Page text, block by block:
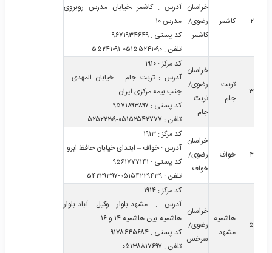
۲ کاشمر
خراسان
رضوی/
کاشمر
آدرس:کاشمر ،خیابان مدرس روبروی
مدرس ۱۰
کد پستی : ۹۶۷۱۹۳۴۶۴۹
تلفن : ۰۵۱۵۵۲۴۱۰۹۰-۵۵۲۴۱۰۹۱
۳
تربت
جام
خراسان
رضوی/
تربت
جام
کد مرکز : ۱۹۱۰
آدرس:تربت جام – خیابان المهدی –
جنب بیمه مرکزی ایران
کد پستی : ۹۵۷۱۸۹۳۸۹۷
تلفن : ۰۵۱۵۲۵۴۲۷۷۷-۵۲۵۲۲۲۰۹
۴ خواف
خراسان
رضوی/
خواف
کد مرکز : ۱۹۱۳
آدرس: خواف – ابتدای خیابان حافظ ابرو
کد پستی : ۹۵۶۱۷۷۷۱۴۱
تلفن : ۰۵۱۵۴۲۲۹۴۳۹-۵۴۲۲۹۳۹۷
۵
هاشمیه
مشهد
خراسان
رضوی/
سرخس
کد مرکز : ۱۹۱۴
آدرس : مشهد-بلوار وکیل آباد-بلوار
هاشمیه-بین هاشمیه ۱۴ و ۱۶
کد پستی : ۹۱۷۸۶۴۵۶۸۴
تلفن : ۰۵۱۳۸۸۱۷۶۹۷-